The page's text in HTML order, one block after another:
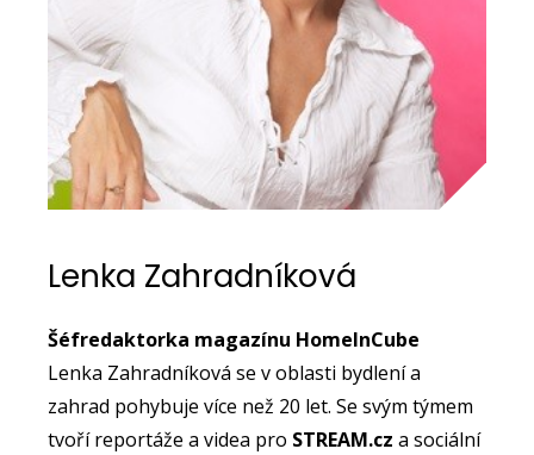
Lenka Zahradníková
Šéfredaktorka magazínu HomeInCube
Lenka Zahradníková se v oblasti bydlení a
zahrad pohybuje více než 20 let. Se svým týmem
tvoří reportáže a videa pro STREAM.cz a sociální